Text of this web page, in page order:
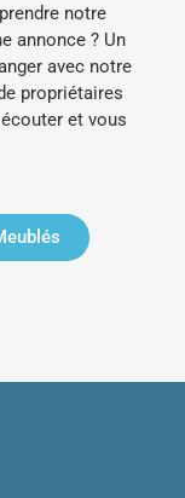
notre
annonce ? Un
avec notre
propriétaires
et vous